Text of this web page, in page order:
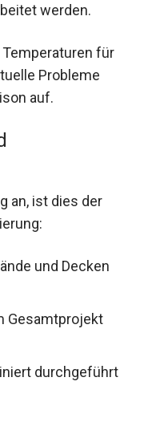
werden.
für
Probleme
auf.
an, ist dies der
und Decken
Gesamtprojekt
durchgeführt